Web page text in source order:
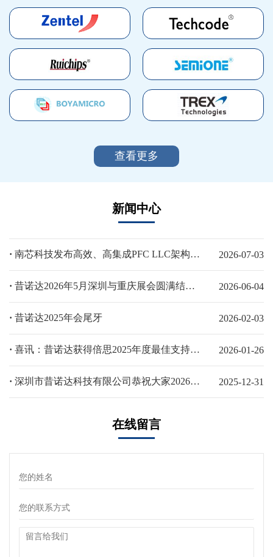
查看更多
新闻中心
· 南芯科技发布高效、高集成PFC LLC架构AC-DC电源平台方案，助力AI算力终端与工业电源设计 2026-07-03
· 昔诺达2026年5月深圳与重庆展会圆满结束！ 2026-06-04
· 昔诺达2025年会尾牙 2026-02-03
· 喜讯：昔诺达获得倍思2025年度最佳支持伙伴奖 2026-01-26
· 深圳市昔诺达科技有限公司恭祝大家2026新年快乐，马年大吉！ 2025-12-31
在线留言